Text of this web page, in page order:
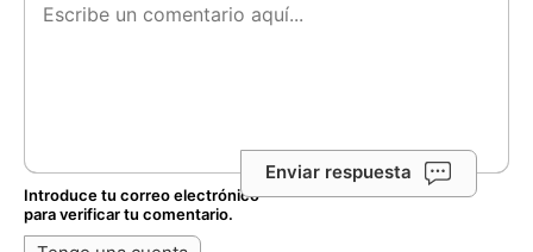
Enviar respuesta
Introduce tu correo electrónico
para verificar tu comentario.